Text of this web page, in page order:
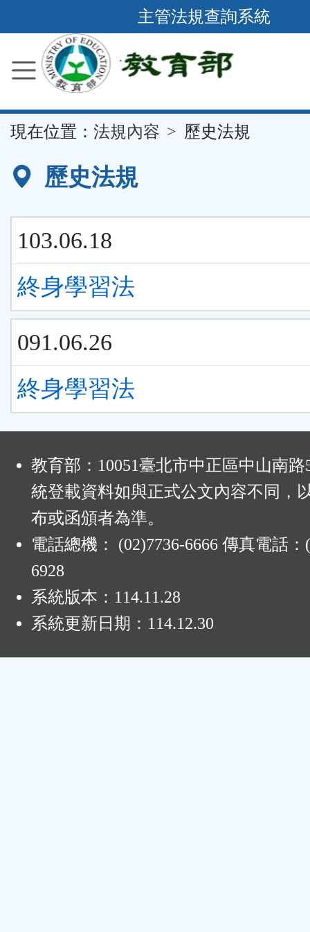
到
要
容
區
主管法規查詢系統
現在位置： 法規內容 歷史法規
歷史法規
103.06.18
終身學習法
091.06.26
終身學習法
教育部：10051臺北市中正區中山南
統登載資料如與正式公文內容不同，
布或函頒者為準。
電話總機： (02)7736-6666 傳真電話：
6928
系統版本： 114.11.28
系統更新日期： 114.12.30